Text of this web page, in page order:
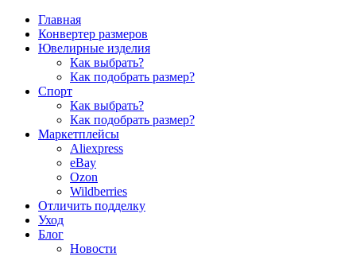
Главная
Конвертер размеров
Ювелирные изделия
Как выбрать?
Как подобрать размер?
Спорт
Как выбрать?
Как подобрать размер?
Маркетплейсы
Aliexpress
eBay
Ozon
Wildberries
Отличить подделку
Уход
Блог
Новости